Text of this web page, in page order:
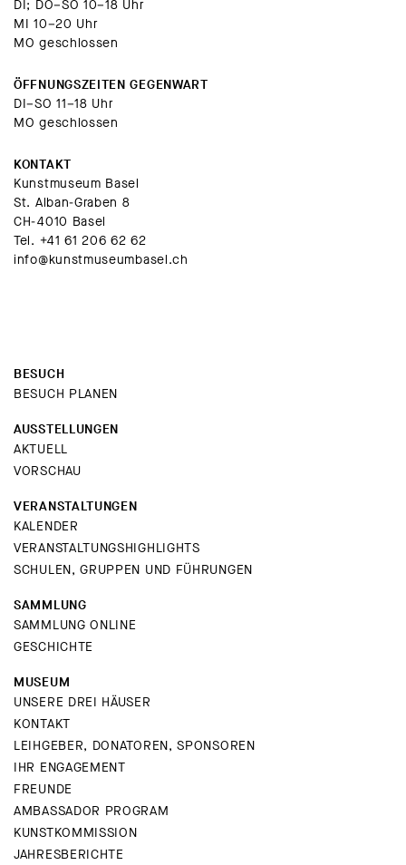
DI; DO–SO 10–18 Uhr
MI 10–20 Uhr
MO geschlossen
ÖFFNUNGSZEITEN GEGENWART
DI–SO 11–18 Uhr
MO geschlossen
KONTAKT
Kunstmuseum Basel
St. Alban-Graben 8
CH-4010 Basel
Tel. +41 61 206 62 62
info@kunstmuseumbasel.ch
BESUCH
BESUCH PLANEN
AUSSTELLUNGEN
AKTUELL
VORSCHAU
VERANSTALTUNGEN
KALENDER
VERANSTALTUNGSHIGHLIGHTS
SCHULEN, GRUPPEN UND FÜHRUNGEN
SAMMLUNG
SAMMLUNG ONLINE
GESCHICHTE
MUSEUM
UNSERE DREI HÄUSER
KONTAKT
LEIHGEBER, DONATOREN, SPONSOREN
IHR ENGAGEMENT
FREUNDE
AMBASSADOR PROGRAM
KUNSTKOMMISSION
JAHRESBERICHTE